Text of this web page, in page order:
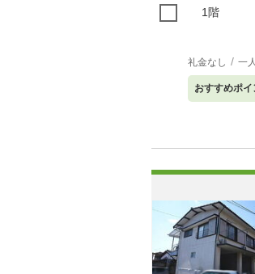
1階
礼金なし 一
おすすめポイ